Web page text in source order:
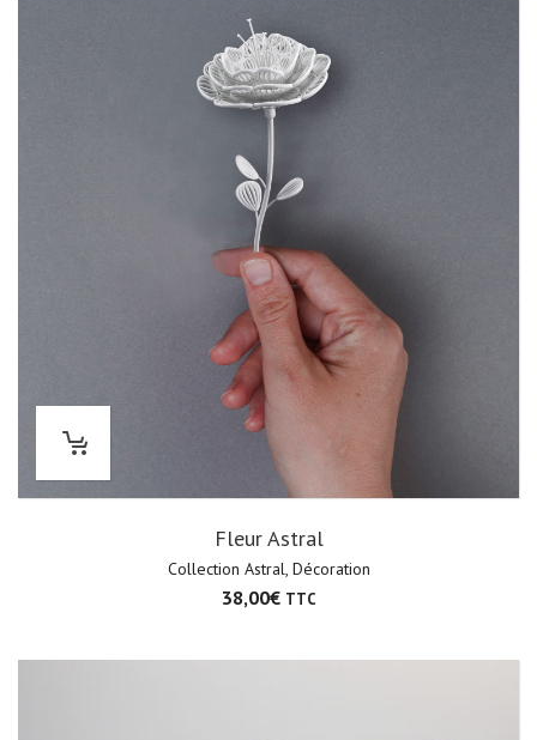
Fleur Astral
Collection Astral, Décoration
38,00€ TTC